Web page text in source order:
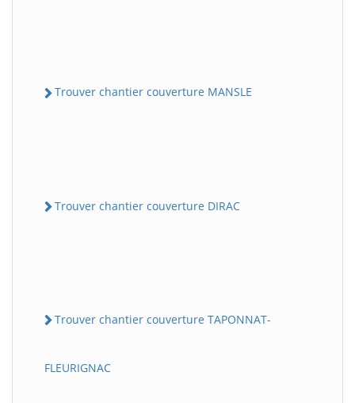
Trouver chantier couverture MANSLE
Trouver chantier couverture DIRAC
Trouver chantier couverture TAPONNAT-
FLEURIGNAC